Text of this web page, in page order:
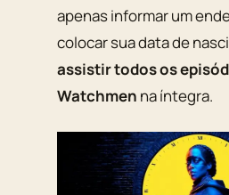
apenas informar um
colocar sua data de
assistir todos os
Watchmen na íntegra.